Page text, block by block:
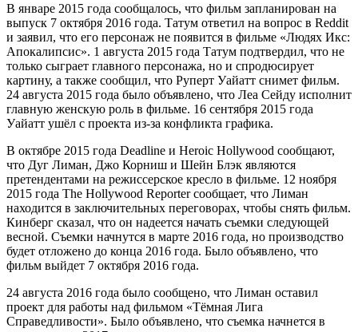
В январе 2015 года сообщалось, что фильм запланирован на
выпуск 7 октября 2016 года. Татум ответил на вопрос в Reddit
и заявил, что его персонаж не появится в фильме «Людях Икс:
Апокалипсис». 1 августа 2015 года Татум подтвердил, что не
только сыграет главного персонажа, но и спродюсирует
картину, а также сообщил, что Руперт Уайатт снимет фильм.
24 августа 2015 года было объявлено, что Леа Сейду исполнит
главную женскую роль в фильме. 16 сентября 2015 года
Уайатт ушёл с проекта из-за конфликта графика.
В октябре 2015 года Deadline и Heroic Hollywood сообщают,
что Дуг Лиман, Джо Корниш и Шейн Блэк являются
претендентами на режиссерское кресло в фильме. 12 ноября
2015 года The Hollywood Reporter сообщает, что Лиман
находится в заключительных переговорах, чтобы снять фильм.
Кинберг сказал, что он надеется начать съемки следующей
весной. Съемки начнутся в марте 2016 года, но производство
будет отложено до конца 2016 года. Было объявлено, что
фильм выйдет 7 октября 2016 года.
24 августа 2016 года было сообщено, что Лиман оставил
проект для работы над фильмом «Тёмная Лига
Справедливости». Было объявлено, что съемка начнется в